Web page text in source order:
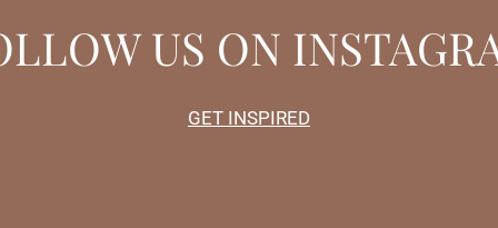
US ON
GET INSPIRED